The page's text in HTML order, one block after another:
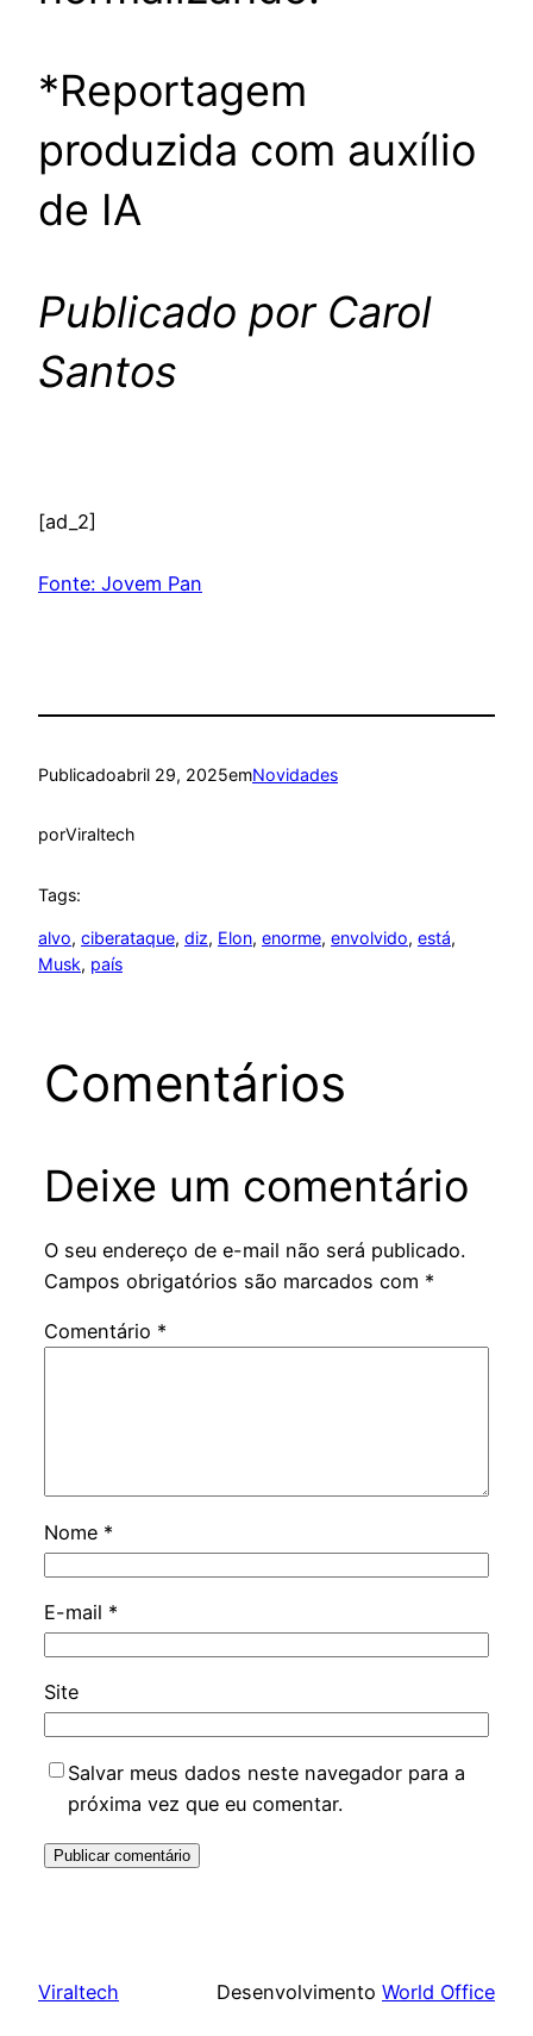
*Reportagem
produzida com auxílio
de IA
Publicado por Carol
Santos
[ad_2]
Fonte: Jovem Pan
Publicadoabril 29, 2025emNovidades
porViraltech
Tags:
alvo, ciberataque, diz, Elon, enorme, envolvido, está
Musk, país
Comentários
Deixe um comentário
O seu endereço de e-mail não será publicado.
Campos obrigatórios são marcados com *
Comentário *
Nome *
E-mail *
Site
Salvar meus dados neste navegador para a
próxima vez que eu comentar.
Viraltech Desenvolvimento World Office